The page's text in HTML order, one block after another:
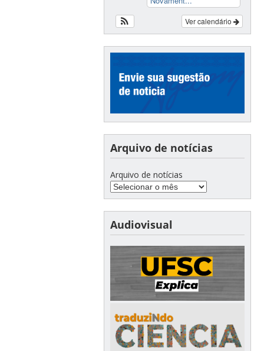
Ver calendário
Arquivo de notícias
Arquivo de notícias
Audiovisual